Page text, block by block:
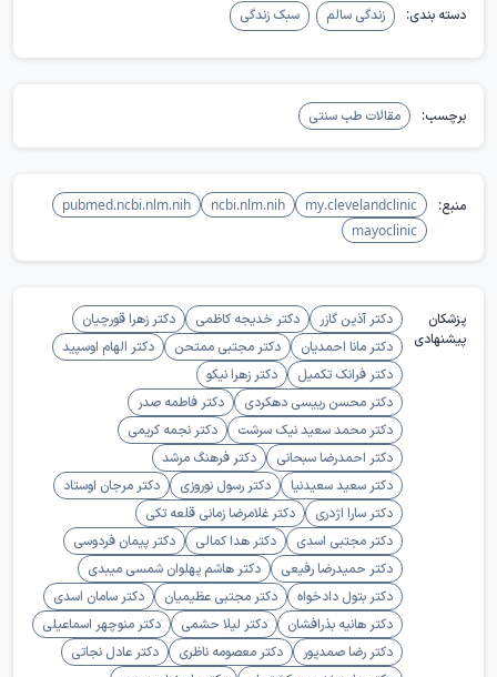
نیست. سردرد ناگهانی و شدید، ضعف یک سمت بدن، اختلال تکلم، تشنج،
دسته بندی: زندگی سالم سبک زندگی
برچسب: مقالات طب سنتی
منبع: my.clevelandclinic
ncbi.nlm.nih
pubmed.ncbi.nlm.nih
mayoclinic
پزشکان
پیشنهادی
دکتر آذین گازر دکتر خدیجه کاظمی
دکتر زهرا قورچیان
دکتر مانا احمدیان
دکتر مجتبی ممتحن
دکتر الهام اوسپید
دکتر فرانک تکمیل
دکتر زهرا نیکو
دکتر محسن رییسی دهکردی
دکتر فاطمه صدر
دکتر محمد سعید نیک سرشت
دکتر نجمه کریمی
دکتر احمدرضا سبحانی
دکتر فرهنگ مرشد
دکتر سعید سعیدنیا
دکتر رسول نوروزی
دکتر مرجان اوستاد
دکتر سارا اژدری
دکتر غلامرضا زمانی قلعه تکی
دکتر مجتبی اسدی
دکتر هدا کمالی
دکتر پیمان فردوسی
دکتر حمیدرضا رفیعی
دکتر هاشم پهلوان شمسی میبدی
دکتر بتول دادخواه
دکتر مجتبی عظیمیان
دکتر سامان اسدی
دکتر هانیه بذرافشان
دکتر لیلا حشمی
دکتر منوچهر اسماعیلی
دکتر رضا صمدپور
دکتر معصومه ناظری
دکتر عادل نجاتی